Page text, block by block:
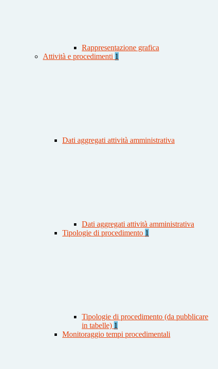
Rappresentazione grafica
Attività e procedimenti 1
Dati aggregati attività amministrativa
Dati aggregati attività amministrativa
Tipologie di procedimento 1
Tipologie di procedimento (da pubblicare
in tabelle) 1
Monitoraggio tempi procedimentali